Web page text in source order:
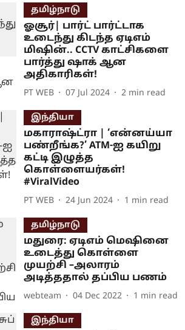
தமிழ்நாடு
ஓசூர்| பார்ட் பார்ட்டாக
உடைந்து கிடந்த ஏடிஎம்
மிஷின்.. CCTV காட்சிகளை
பார்த்து ஷாக் ஆன
அதிகாரிகள்!
PT WEB 07 Jul 2024 2 min read
இந்தியா
மகாராஷ்ட்ரா | ‘என்னய்யா
பண்றீங்க?’ ATM-ஐ கயிறு
கட்டி இழுத்த
கொள்ளையர்கள்!
#ViralVideo
PT WEB 24 Jun 2024 1 min read
தமிழ்நாடு
மதுரை: ஏடிஎம் மெஷினை
உடைத்து கொள்ளை
முயற்சி –அலாரம்
அடித்ததால் தப்பிய பணம்
webteam 04 Dec 2022 1 min read
இந்தியா